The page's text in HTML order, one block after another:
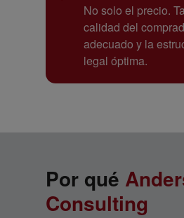
No solo el precio.
calidad del
adecuado y la
legal óptima.
Por qué
Consulting